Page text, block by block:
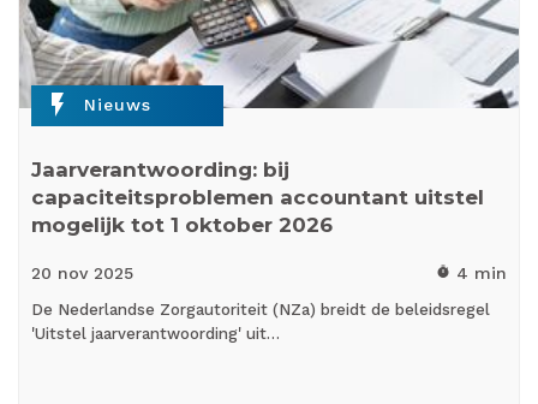
flash_on Nieuws
Jaarverantwoording: bij
capaciteitsproblemen accountant uitstel
mogelijk tot 1 oktober 2026
20 nov 2025 timer 4 min
De Nederlandse Zorgautoriteit (NZa) breidt de beleidsregel
'Uitstel jaarverantwoording' uit…